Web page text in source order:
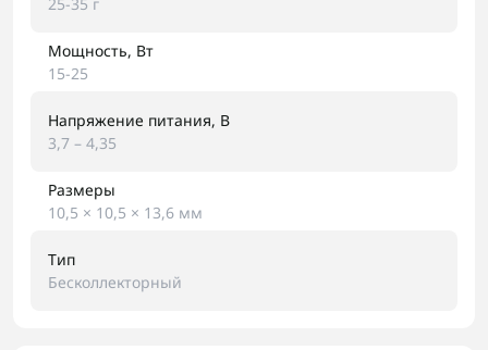
Мощность, Вт
15-25
Напряжение питания, В
3,7 – 4,35
Размеры
10,5 × 10,5 × 13,6 мм
Тип
Бесколлекторный